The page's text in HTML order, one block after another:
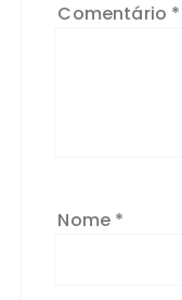
Comentário *
Nome *